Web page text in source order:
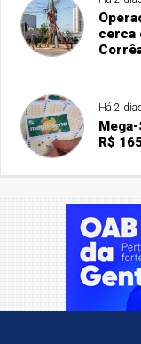
cerca
Há 2
R$